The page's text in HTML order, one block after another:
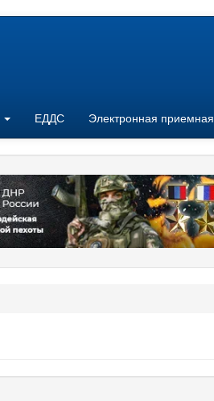
ЕДДС Электронная приемная